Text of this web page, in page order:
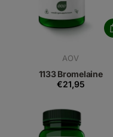
AOV
1133 Bromelaine
€21,95